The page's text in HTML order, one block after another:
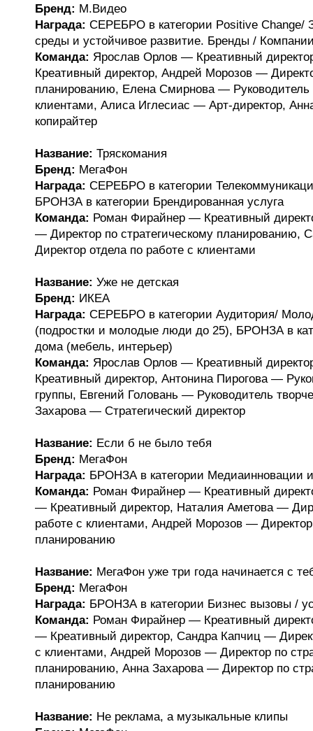
Бренд: М.Видео
Награда: СЕРЕБРО в категории Positive Change/
среды и устойчивое развитие. Бренды /
Команда: Ярослав Орлов — Креативный
Креативный директор, Андрей Морозов —
планированию, Елена Смирнова — Руководитель
клиентами, Алиса Иглесиас — Арт-директор,
копирайтер
Название: Тряскомания
Бренд: МегаФон
Награда: СЕРЕБРО в категории
БРОНЗА в категории Брендированная услуга
Команда: Роман Фирайнер — Креативный
— Директор по стратегическому планированию,
Директор отдела по работе с клиентами
Название: Уже не детская
Бренд: ИКЕА
Награда: СЕРЕБРО в категории Аудитория/
(подростки и молодые люди до 25), БРОНЗА в
дома (мебель, интерьер)
Команда: Ярослав Орлов — Креативный
Креативный директор, Антонина Пирогова —
группы, Евгений Головань — Руководитель
Захарова — Стратегический директор
Название: Если б не было тебя
Бренд: МегаФон
Награда: БРОНЗА в категории Медиаинновации
Команда: Роман Фирайнер — Креативный
— Креативный директор, Наталия Аметова —
работе с клиентами, Андрей Морозов — Директор
планированию
Название: МегаФон уже три года начинается с
Бренд: МегаФон
Награда: БРОНЗА в категории Бизнес вызовы /
Команда: Роман Фирайнер — Креативный
— Креативный директор, Сандра Капчиц —
с клиентами, Андрей Морозов — Директор по
планированию, Анна Захарова — Директор по
планированию
Название: Не реклама, а музыкальные клипы